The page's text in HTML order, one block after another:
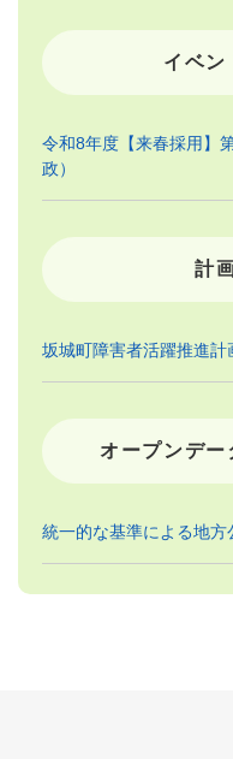
イベン
令和8年度【来春採用】
政）
計
坂城町障害者活躍推進計
オープンデー
統一的な基準による地方